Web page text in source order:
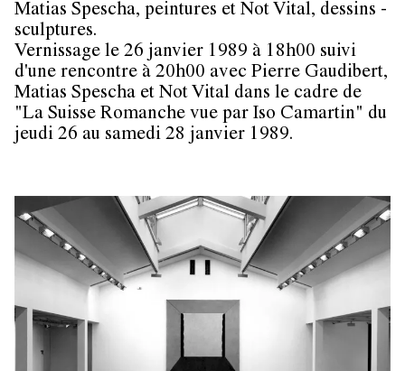
Matias Spescha, peintures et Not Vital, dessins -
sculptures.
Vernissage le 26 janvier 1989 à 18h00 suivi
d'une rencontre à 20h00 avec Pierre Gaudibert,
Matias Spescha et Not Vital dans le cadre de
"La Suisse Romanche vue par Iso Camartin" du
jeudi 26 au samedi 28 janvier 1989.